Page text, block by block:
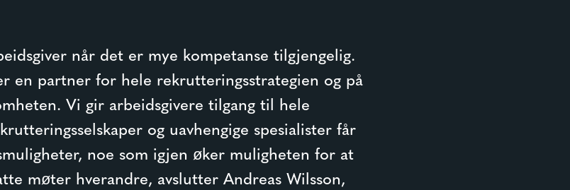
når det er mye kompetanse tilgjengelig.
en partner for hele rekrutteringsstrategien og på
Vi gir arbeidsgivere tilgang til hele
og uavhengige spesialister får
noe som igjen øker muligheten for at
møter hverandre, avslutter Andreas Wilsson,